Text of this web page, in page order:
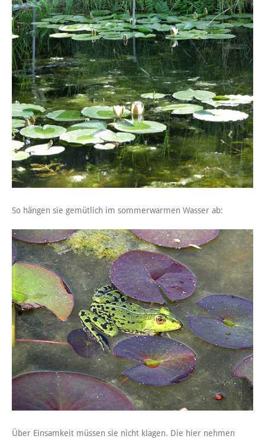
So hängen sie gemütlich im sommerwarmen Wasser ab:
Über Einsamkeit müssen sie nicht klagen. Die hier nehmen